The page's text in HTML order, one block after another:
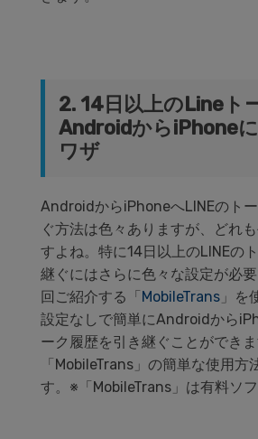
2. 14日以上のLineト
AndroidからiPhone
ワザ
AndroidからiPhoneへLINEのト
ぐ方法は色々ありますが、どれ
すよね。特に14日以上のLINEの
継ぐにはさらに色々な設定が必
回ご紹介する「 MobileTrans 」を
設定なしで簡単にAndroidから
ーク履歴を引き継ぐことができ
「MobileTrans」の簡単な使用方
す。※「MobileTrans」は有料ソフ